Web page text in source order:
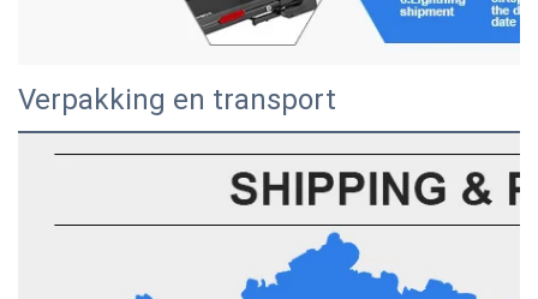
Verpakking en transport